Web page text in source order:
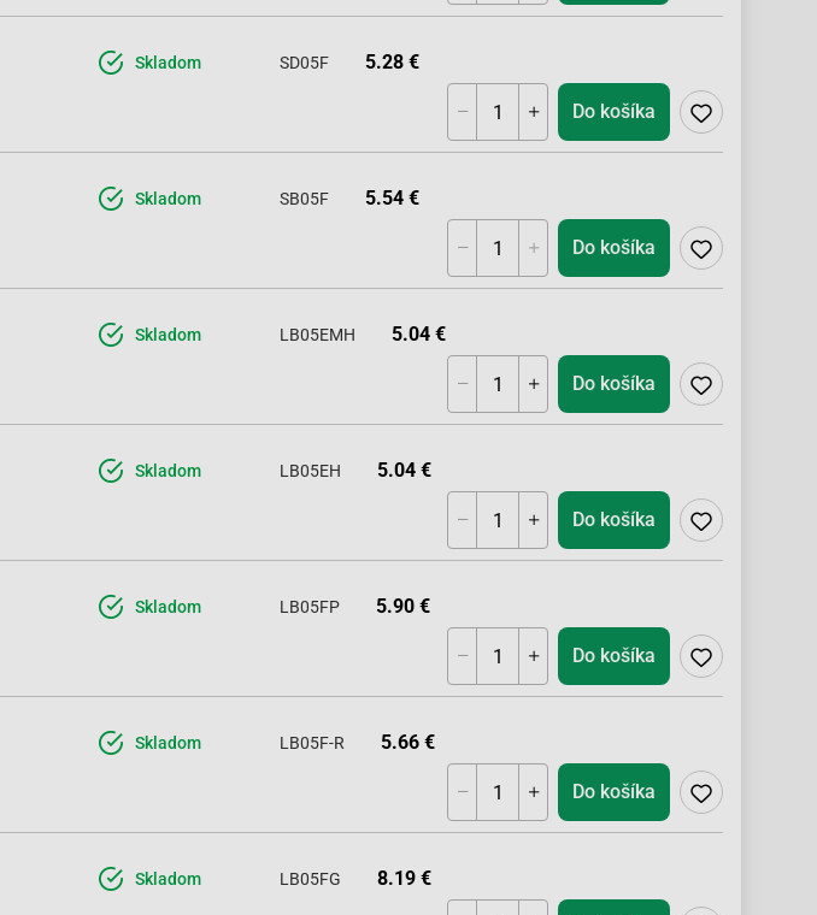
Skladom SD05F 5.28 €
Do košíka
Skladom SB05F 5.54 €
Do košíka
Skladom LB05EMH 5.04 €
Do košíka
Skladom LB05EH 5.04 €
Do košíka
Skladom LB05FP 5.90 €
Do košíka
Skladom LB05F-R 5.66 €
Do košíka
Skladom LB05FG 8.19 €